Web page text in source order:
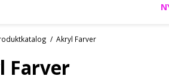
/ Akryl Farver
Farver